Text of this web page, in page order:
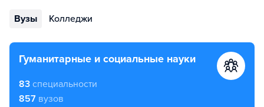
Вузы Колледжи
гуманитарные и социальные науки
83 специальности
857 вузов